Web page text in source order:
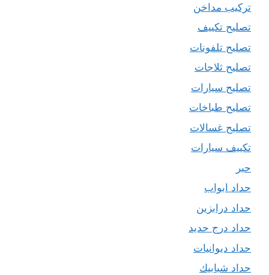
تركيب مداخن
تصليح تكييف
تصليح تلفونات
تصليح ثلاجات
تصليح سيارات
تصليح طباخات
تصليح غسالات
تكييف سيارات
حبر
حداد ابواب
حداد درابزين
حداد درج حديد
حداد ديوانيات
حداد شبابيك